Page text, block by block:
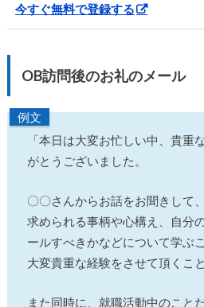
今すぐ無料で登録する
OB訪問後のお礼のメール
例文
「本日は大変お忙しい中、貴重
がとうございました。
〇〇さんからお話をお聞きして
求められる事柄や心構え、自分
ールすべきかなどについて学ぶ
大変貴重な経験をさせて頂くこ
また同時に、就職活動中のこと